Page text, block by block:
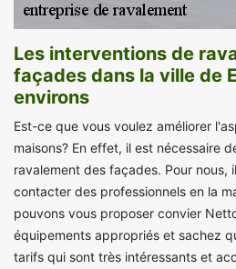
Les interventions de
façades dans la ville de
environs
Est-ce que vous voulez améliorer
maisons? En effet, il est nécessaire
ravalement des façades. Pour nous,
contacter des professionnels en la
pouvons vous proposer convier
équipements appropriés et sachez
tarifs qui sont très intéressants et